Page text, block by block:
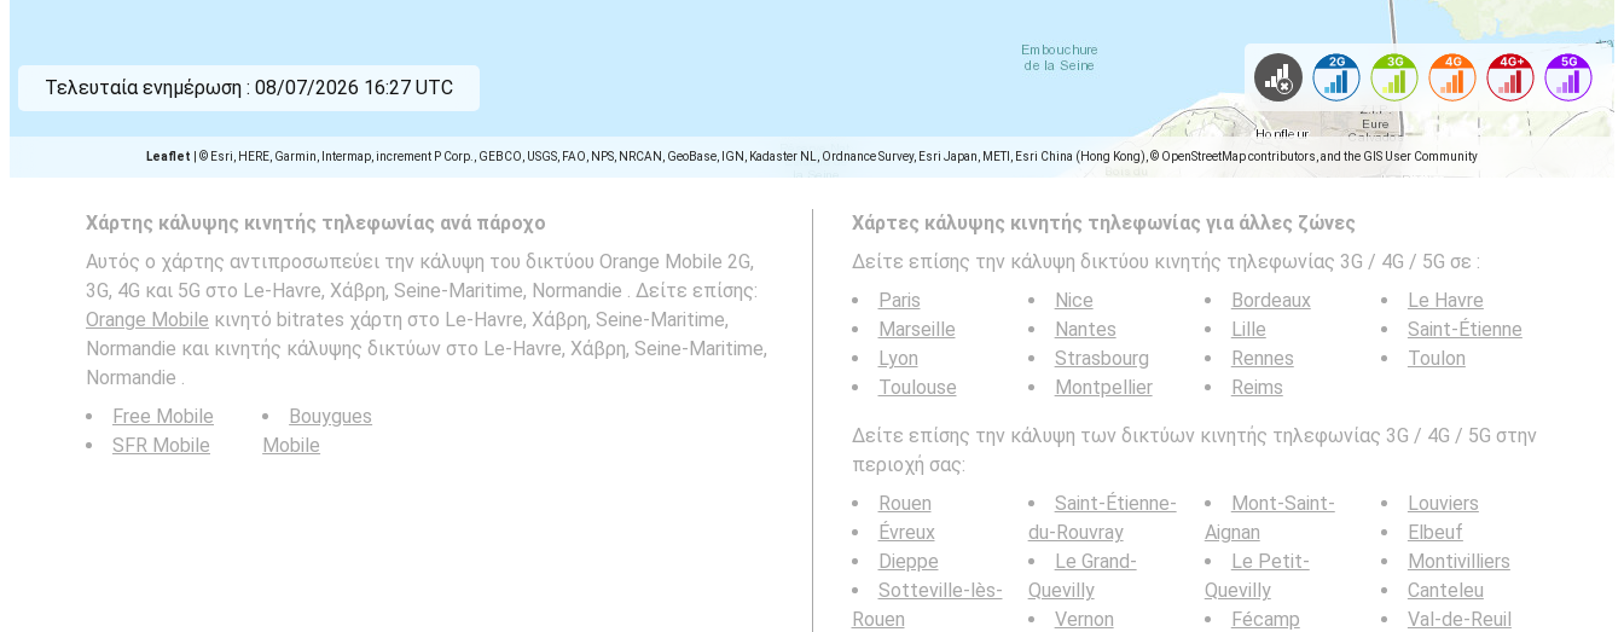
Leaflet © Esri, HERE, Garmin, Intermap, increment P Corp., GEBCO, USGS, FAO, NPS, NRCAN, GeoBase, IGN, Kadaster NL, Ordnance Survey, Esri Japan, METI, Esri China (Hong Kong), © OpenStreetMap contributors, and the GIS User Community
Τελευταία ενημέρωση : 08/07/2026 16:27 UTC
Χάρτης κάλυψης κινητής τηλεφωνίας ανά πάροχο
Αυτός ο χάρτης αντιπροσωπεύει την κάλυψη του δικτύου Orange Mobile 2G,
3G, 4G και 5G στο Le-Havre, Χάβρη, Seine-Maritime, Normandie . Δείτε επίσης:
Orange Mobile κινητό bitrates χάρτη στο Le-Havre, Χάβρη, Seine-Maritime,
Normandie και κινητής κάλυψης δικτύων στο Le-Havre, Χάβρη, Seine-Maritime,
Normandie .
Free Mobile
SFR Mobile
Bouygues
Mobile
Χάρτες κάλυψης κινητής τηλεφωνίας για άλλες ζώνες
Δείτε επίσης την κάλυψη δικτύου κινητής τηλεφωνίας 3G / 4G / 5G σε :
Paris
Marseille
Lyon
Toulouse
Nice
Nantes
Strasbourg
Montpellier
Bordeaux
Lille
Rennes
Reims
Le Havre
Saint-Étienne
Toulon
Δείτε επίσης την κάλυψη των δικτύων κινητής τηλεφωνίας 3G / 4G / 5G στην
περιοχή σας:
Rouen
Évreux
Dieppe
Sotteville-lès-
Rouen
Saint-Étienne-
du-Rouvray
Le Grand-
Quevilly
Vernon
Mont-Saint-
Aignan
Le Petit-
Quevilly
Fécamp
Louviers
Elbeuf
Montivilliers
Canteleu
Val-de-Reuil